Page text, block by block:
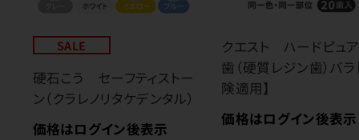
SALE
硬石こう セーフティストー
ン（クラレノリタケデンタル）
価格はログイン後表示
クエスト ハードピュ
歯（硬質レジン歯）バラ
険適用】
価格はログイン後表示